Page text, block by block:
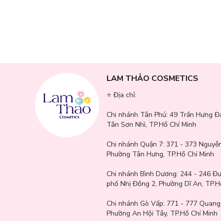
LAM THẢO COSMETICS
⭐️ Địa chỉ:
Chi nhánh Tân Phú: 49 Trần Hưng
Tân Sơn Nhì, TP.Hồ Chí Minh
Chi nhánh Quận 7: 371 - 373
Phường Tân Hưng, TP.Hồ Chí Minh
Chi nhánh Bình Dương: 244 - 246
phố Nhị Đồng 2, Phường Dĩ An,
Chi nhánh Gò Vấp: 771 - 777
Phường An Hội Tây, TP.Hồ Chí Minh